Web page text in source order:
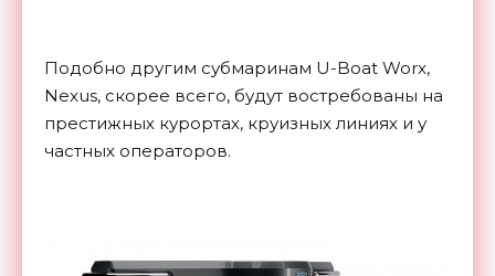
Подобно другим субмаринам U-Boat Worx,
Nexus, скорее всего, будут востребованы на
престижных курортах, круизных линиях и у
частных операторов.